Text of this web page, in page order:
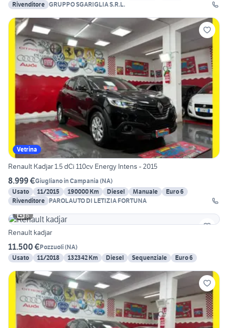
Rivenditore GRUPPO SGARIGLIA S.R.L.
Vetrina
Renault Kadjar 1.5 dCi 110cv Energy Intens - 2015
8.999 €Giugliano in Campania (NA)
Usato
11/2015 190000 Km Diesel Manuale
Euro 6
Rivenditore PAROLAUTO DI LETIZIA FORTUNA
6
Renault kadjar
11.500 €Pozzuoli(NA)
Usato
11/2018 132342 Km Diesel Sequenziale Euro 6